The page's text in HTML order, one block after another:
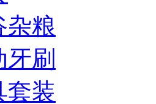
杂粮
牙刷
套装